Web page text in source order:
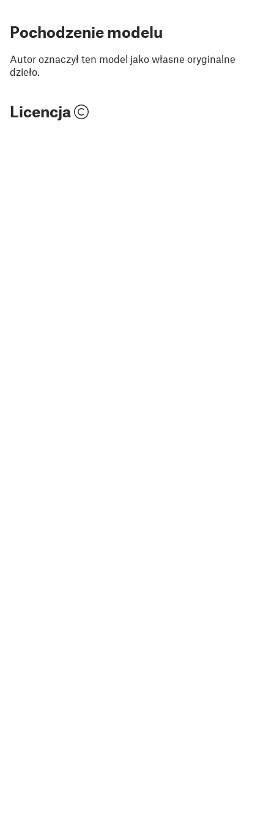
Pochodzenie modelu
Autor oznaczył ten model jako własne oryginalne
dzieło.
Licencja